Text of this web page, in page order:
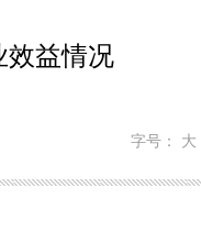
益情况
字号： 大